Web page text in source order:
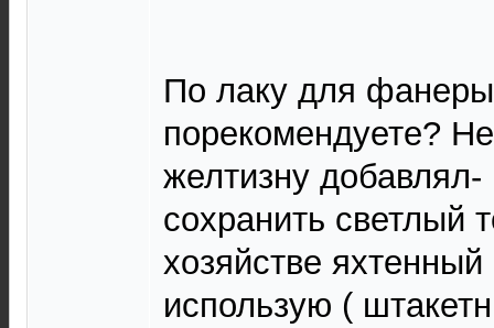
По лаку для
порекомендуете?
желтизну
сохранить светлый
хозяйстве
использую (